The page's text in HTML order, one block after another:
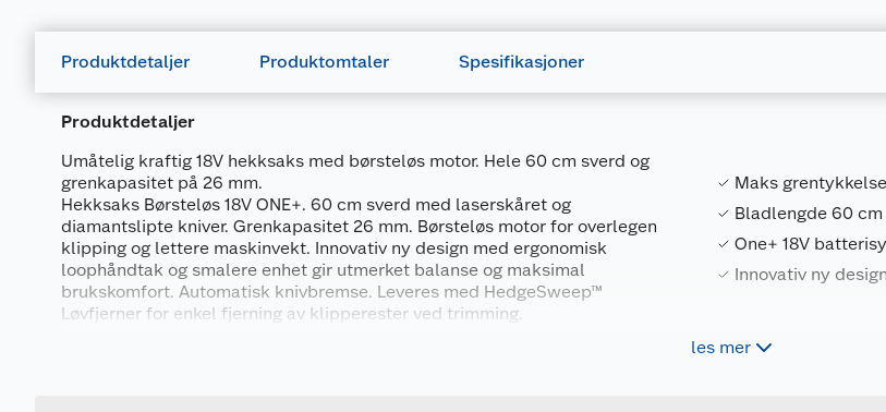
Produktdetaljer Produktomtaler Spesifikasjoner
Produktdetaljer
Umåtelig kraftig 18V hekksaks med børsteløs motor. Hele 60 cm sverd og
grenkapasitet på 26 mm.
Hekksaks Børsteløs 18V ONE+. 60 cm sverd med laserskåret og
diamantslipte kniver. Grenkapasitet 26 mm. Børsteløs motor for overlegen
klipping og lettere maskinvekt. Innovativ ny design med ergonomisk
loophåndtak og smalere enhet gir utmerket balanse og maksimal
brukskomfort. Automatisk knivbremse. Leveres med HedgeSweep™
Løvfjerner for enkel fjerning av klipperester ved trimming.
Maks
Bladlengde 60 cm
One+ 18V
Innovativ ny
les merForpakningsmål